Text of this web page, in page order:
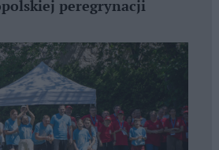
peregrynacji